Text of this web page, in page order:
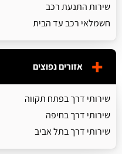
שירות התנעת רכב
חשמלאי רכב עד הבית
אזורים נפוצים
שירותי דרך בפתח תקווה
שירותי דרך בחיפה
שירותי דרך בתל אביב